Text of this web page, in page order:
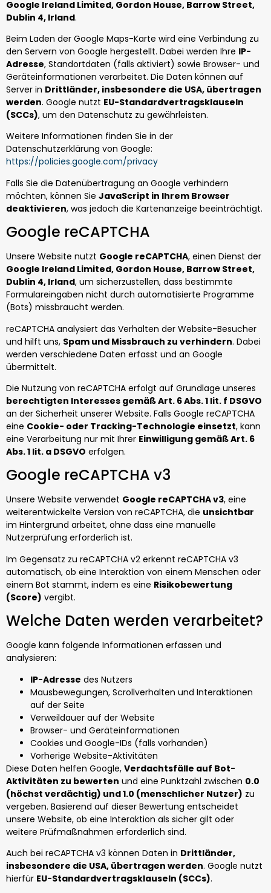
Google Ireland Limited, Gordon House, Barrow Street,
Dublin 4, Irland.
Beim Laden der Google Maps-Karte wird eine Verbindung zu
den Servern von Google hergestellt. Dabei werden Ihre IP-
Adresse, Standortdaten (falls aktiviert) sowie Browser- und
Geräteinformationen verarbeitet. Die Daten können auf
Server in Drittländer, insbesondere die USA, übertragen
werden. Google nutzt EU-Standardvertragsklauseln
(SCCs), um den Datenschutz zu gewährleisten.
Weitere Informationen finden Sie in der
Datenschutzerklärung von Google:
https://policies.google.com/privacy
Falls Sie die Datenübertragung an Google verhindern
möchten, können Sie JavaScript in Ihrem Browser
deaktivieren, was jedoch die Kartenanzeige beeinträchtigt.
Google reCAPTCHA
Unsere Website nutzt Google reCAPTCHA, einen Dienst der
Google Ireland Limited, Gordon House, Barrow Street,
Dublin 4, Irland, um sicherzustellen, dass bestimmte
Formulareingaben nicht durch automatisierte Programme
(Bots) missbraucht werden.
reCAPTCHA analysiert das Verhalten der Website-Besucher
und hilft uns, Spam und Missbrauch zu verhindern. Dabei
werden verschiedene Daten erfasst und an Google
übermittelt.
Die Nutzung von reCAPTCHA erfolgt auf Grundlage unseres
berechtigten Interesses gemäß Art. 6 Abs. 1 lit. f DSGVO
an der Sicherheit unserer Website. Falls Google reCAPTCHA
eine Cookie- oder Tracking-Technologie einsetzt, kann
eine Verarbeitung nur mit Ihrer Einwilligung gemäß Art. 6
Abs. 1 lit. a DSGVO erfolgen.
Google reCAPTCHA v3
Unsere Website verwendet Google reCAPTCHA v3, eine
weiterentwickelte Version von reCAPTCHA, die unsichtbar
im Hintergrund arbeitet, ohne dass eine manuelle
Nutzerprüfung erforderlich ist.
Im Gegensatz zu reCAPTCHA v2 erkennt reCAPTCHA v3
automatisch, ob eine Interaktion von einem Menschen oder
einem Bot stammt, indem es eine Risikobewertung
(Score) vergibt.
Welche Daten werden verarbeitet?
Google kann folgende Informationen erfassen und
analysieren:
IP-Adresse des Nutzers
Mausbewegungen, Scrollverhalten und Interaktionen
auf der Seite
Verweildauer auf der Website
Browser- und Geräteinformationen
Cookies und Google-IDs (falls vorhanden)
Vorherige Website-Aktivitäten
Diese Daten helfen Google, Verdachtsfälle auf Bot-
Aktivitäten zu bewerten und eine Punktzahl zwischen 0.0
(höchst verdächtig) und 1.0 (menschlicher Nutzer) zu
vergeben. Basierend auf dieser Bewertung entscheidet
unsere Website, ob eine Interaktion als sicher gilt oder
weitere Prüfmaßnahmen erforderlich sind.
Auch bei reCAPTCHA v3 können Daten in Drittländer,
insbesondere die USA, übertragen werden. Google nutzt
hierfür EU-Standardvertragsklauseln (SCCs).